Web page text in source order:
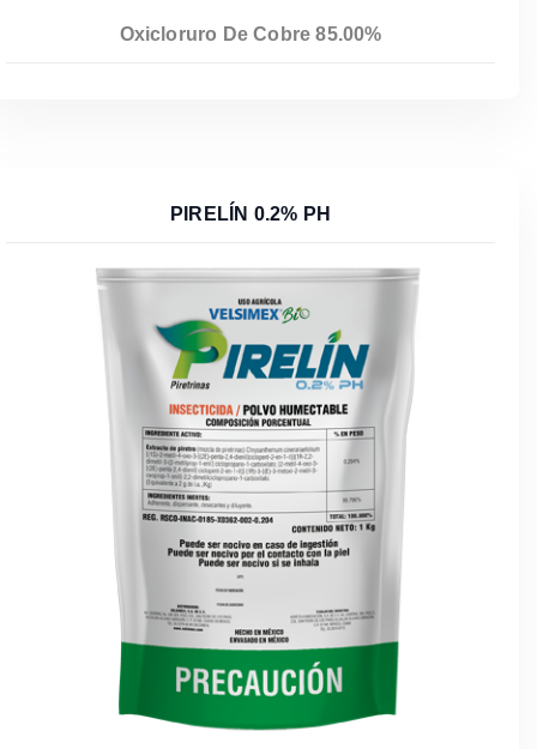
Leer Más
Oxicloruro De Cobre 85.00%
PIRELÍN 0.2% PH